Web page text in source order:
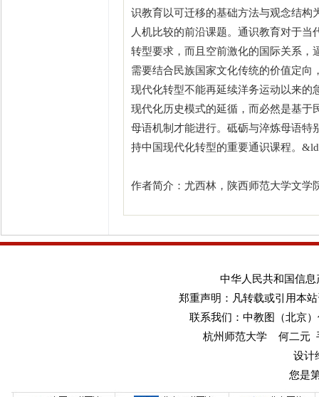
识教育以可迁移的基础方法与观念结构
人机比较的前沿课题。通识教育对于
转型要求，而且空前激化的国际关系，
需要结合民族国家文化传统的价值定
现代化转型不能再延续洋务运动以来的
现代化历史模式的延循，而必然是基于
母语机制才能进行。砥砺与淬炼母语特
持中国现代化转型的重要通识课程。
作者简介：尤西林，陕西师范大学文学
中华人民共和国信息
郑重声明：凡转载或引用本
联系我们：中教图（北京
杭州师范大学 何二元
设计
您是